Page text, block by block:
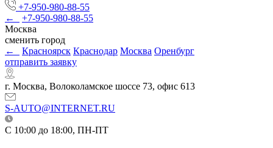
+7-950-980-88-55
←
+7-950-980-88-55
Москва
сменить город
←
Красноярск Краснодар Москва Оренбург
отправить заявку
г. Москва, Волоколамское шоссе 73, офис 613
S-AUTO@INTERNET.RU
C 10:00 до 18:00, ПН-ПТ